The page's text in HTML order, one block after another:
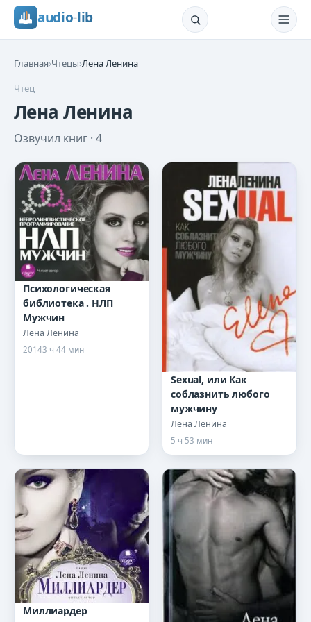
audio-lib
Главная›Чтецы›Лена Ленина
Чтец
Лена Ленина
Озвучил книг · 4
Психологическая
библиотека . НЛП
Мужчин
Лена Ленина
20143 ч 44 мин
Sexual, или Как
соблазнить любого
мужчину
Лена Ленина
5 ч 53 мин
Миллиардер